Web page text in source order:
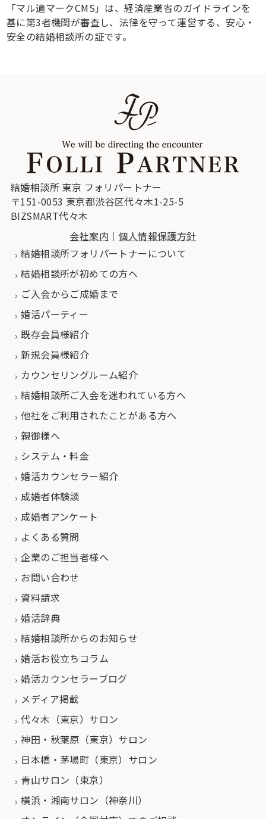
「マル適マークCMS」は、経済産業省のガイドラインを
基に第3者機関が審査し、法律を守って運営する、安心・
安全の結婚相談所の証です。
結婚相談所 東京 フォリパートナー
〒151-0053 東京都渋谷区代々木1-25-5
BIZSMART代々木
会社案内 ｜ 個人情報保護方針
結婚相談所フォリパートナーについて
結婚相談所が初めての方へ
ご入会からご成婚まで
婚活パーティー
既存会員様紹介
新規会員様紹介
カウンセリングルーム紹介
結婚相談所ご入会を迷われている方へ
他社をご利用されたことがある方へ
親御様へ
システム・料金
婚活カウンセラー紹介
成婚者体験談
成婚者アンケート
よくある質問
企業のご担当者様へ
お問い合わせ
資料請求
婚活辞典
結婚相談所からのお知らせ
婚活お役立ちコラム
婚活カウンセラーブログ
メディア掲載
代々木（東京）サロン
神田・秋葉原（東京）サロン
日本橋・茅場町（東京）サロン
青山サロン（東京）
横浜・湘南サロン（神奈川）